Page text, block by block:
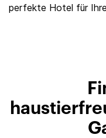
perfekte Hotel für